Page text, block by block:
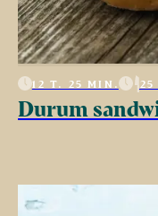
12 T. 25 MIN.
Durum